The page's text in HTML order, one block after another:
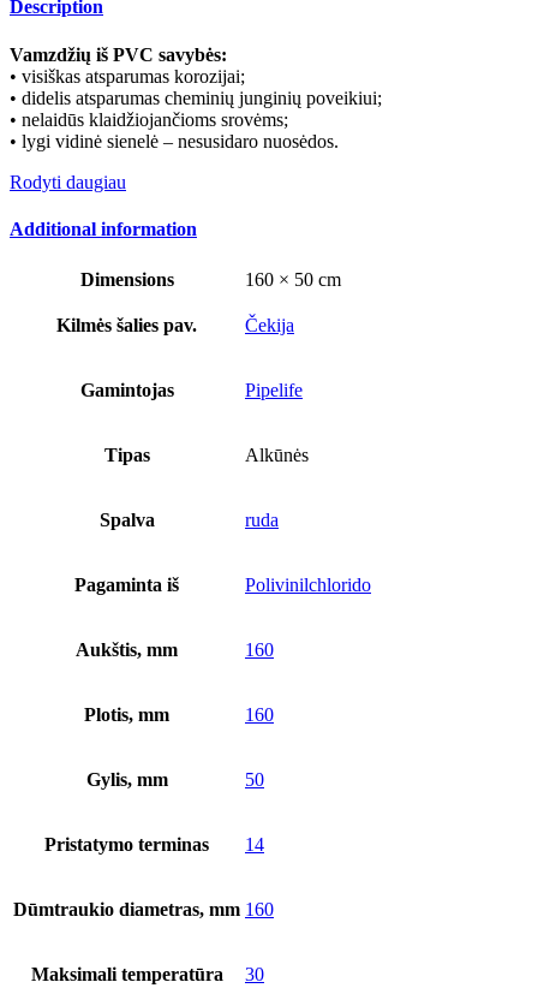
Description
Vamzdžių iš PVC savybės:
• visiškas atsparumas korozijai;
• didelis atsparumas cheminių junginių poveikiui;
• nelaidūs klaidžiojančioms srovėms;
• lygi vidinė sienelė – nesusidaro nuosėdos.
Rodyti daugiau
Additional information
Dimensions 160 × 50 cm
Kilmės šalies pav. Čekija
Gamintojas Pipelife
Tipas Alkūnės
Spalva ruda
Pagaminta iš Polivinilchlorido
Aukštis, mm 160
Plotis, mm 160
Gylis, mm 50
Pristatymo terminas 14
Dūmtraukio diametras, mm 160
Maksimali temperatūra 30